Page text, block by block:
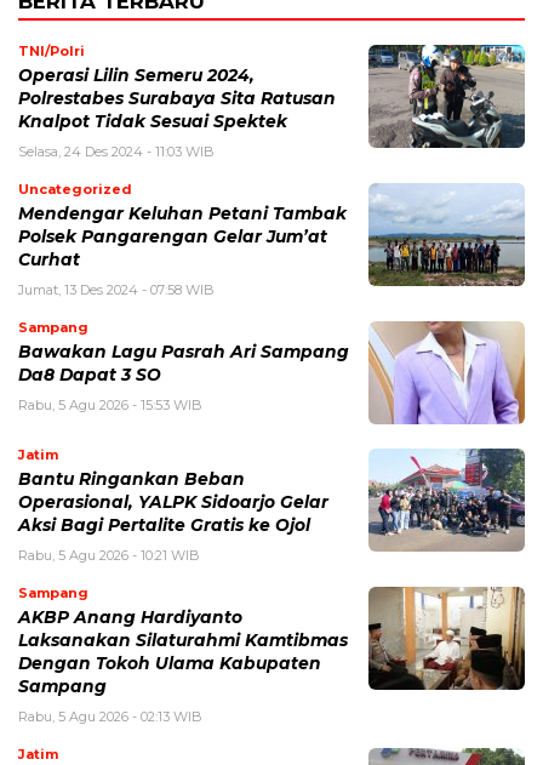
TNI/Polri
Operasi Lilin Semeru 2024,
Polrestabes Surabaya Sita Ratusan
Knalpot Tidak Sesuai Spektek
Selasa, 24 Des 2024 - 11:03 WIB
Uncategorized
Mendengar Keluhan Petani Tambak
Polsek Pangarengan Gelar Jum’at
Curhat
Jumat, 13 Des 2024 - 07:58 WIB
Sampang
Bawakan Lagu Pasrah Ari Sampang
Da8 Dapat 3 SO
Rabu, 5 Agu 2026 - 15:53 WIB
Jatim
Bantu Ringankan Beban
Operasional, YALPK Sidoarjo Gelar
Aksi Bagi Pertalite Gratis ke Ojol
Rabu, 5 Agu 2026 - 10:21 WIB
Sampang
AKBP Anang Hardiyanto
Laksanakan Silaturahmi Kamtibmas
Dengan Tokoh Ulama Kabupaten
Sampang
Rabu, 5 Agu 2026 - 02:13 WIB
Jatim